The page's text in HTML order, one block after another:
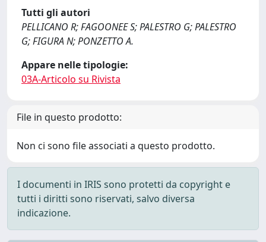
Tutti gli autori
PELLICANO R; FAGOONEE S; PALESTRO G; PALESTRO
G; FIGURA N; PONZETTO A.
Appare nelle tipologie:
03A-Articolo su Rivista
File in questo prodotto:
Non ci sono file associati a questo prodotto.
I documenti in IRIS sono protetti da copyright e
tutti i diritti sono riservati, salvo diversa
indicazione.